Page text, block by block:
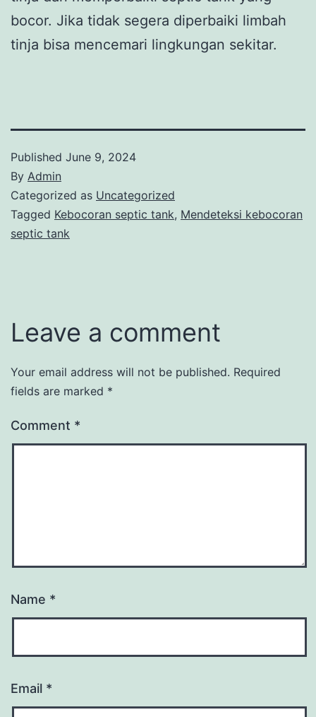
bocor. Jika tidak segera diperbaiki limbah
tinja bisa mencemari lingkungan sekitar.
Published June 9, 2024
By Admin
Categorized as Uncategorized
Tagged Kebocoran septic tank, Mendeteksi kebocoran
septic tank
Leave a comment
Your email address will not be published. Required
fields are marked *
Comment *
Name *
Email *